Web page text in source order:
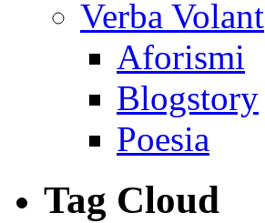
Verba Volant
Aforismi
Blogstory
Poesia
Tag Cloud